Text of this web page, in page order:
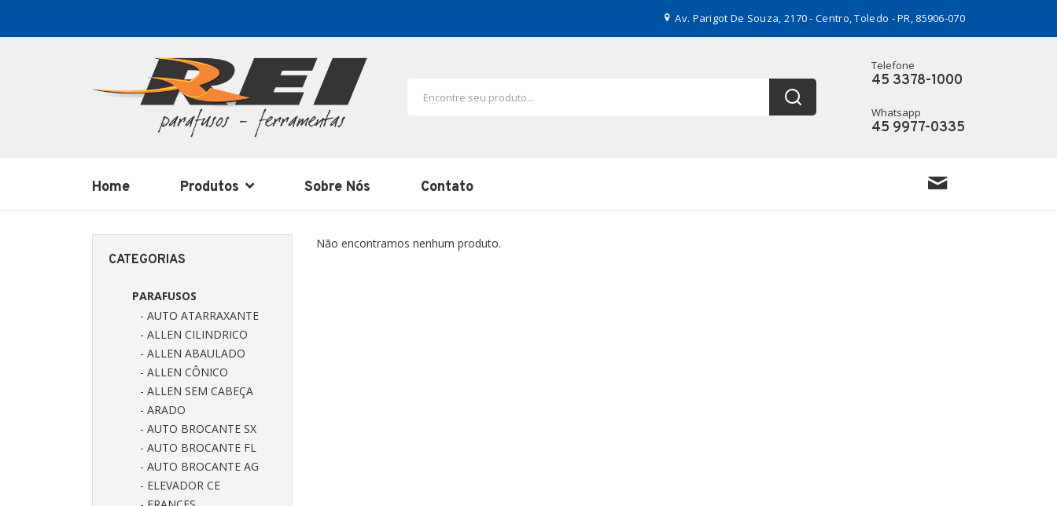
Av. Parigot De Souza, 2170 - Centro, Toledo - PR, 85906-070
Telefone
45 3378-1000
Whatsapp
45 9977-0335
Home Produtos Sobre Nós Contato
CATEGORIAS
PARAFUSOS
- AUTO ATARRAXANTE
- ALLEN CILINDRICO
- ALLEN ABAULADO
- ALLEN CÔNICO
- ALLEN SEM CABEÇA
- ARADO
- AUTO BROCANTE SX
- AUTO BROCANTE FL
- AUTO BROCANTE AG
- ELEVADOR CE
Não encontramos nenhum produto.